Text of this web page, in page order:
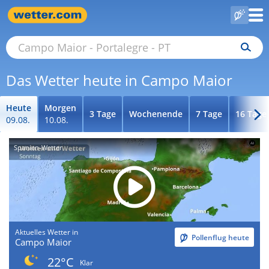
Das Wetter heute in Campo Maior
Heute
09.08.
Morgen
10.08.
3 Tage Wochenende 7 Tage 16 Tage
Spanien-Wetter
Aktuelles Wetter in
Campo Maior Pollenflug heute
22°C
Klar